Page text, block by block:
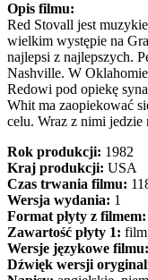
Opis filmu:
Red Stovall jest
wielkim występie na
najlepsi z najlepszych.
Nashville. W
Redowi pod opiekę
Whit ma zaopiekować
celu. Wraz z nimi jedzie
Rok produkcji: 1982
Kraj produkcji: USA
Czas trwania filmu:
Wersja wydania: 1
Format płyty z filmem:
Zawartość płyty 1:
Wersje językowe filmu:
Dźwięk wersji